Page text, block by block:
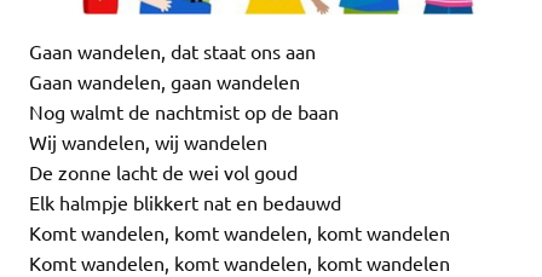
Gaan wandelen, dat staat ons aan
Gaan wandelen, gaan wandelen
Nog walmt de nachtmist op de baan
Wij wandelen, wij wandelen
De zonne lacht de wei vol goud
Elk halmpje blikkert nat en bedauwd
Komt wandelen, komt wandelen, komt wandelen
Komt wandelen, komt wandelen, komt wandelen